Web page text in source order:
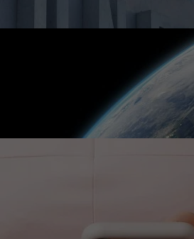
Onze 150+ UNESCO-